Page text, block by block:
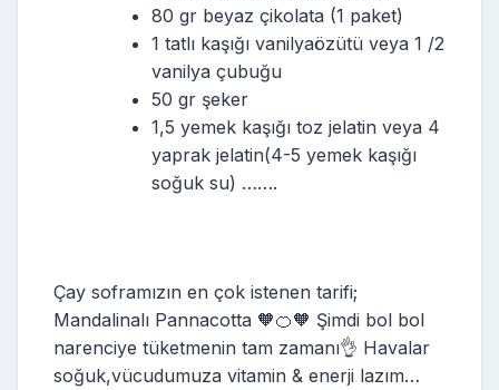
80 gr beyaz çikolata (1 paket)
1 tatlı kaşığı vanilyaözütü veya 1 /2
vanilya çubuğu
50 gr şeker
1,5 yemek kaşığı toz jelatin veya 4
yaprak jelatin(4-5 yemek kaşığı
soğuk su) …….
Çay soframızın en çok istenen tarifi;
Mandalinalı Pannacotta 🧡🍊🧡 Şimdi bol bol
narenciye tüketmenin tam zamanı👌 Havalar
soğuk,vücudumuza vitamin & enerji lazım…